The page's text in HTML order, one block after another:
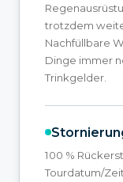
trotzdem
Nachfüllbare
Dinge immer
Trinkgelder.
100 %
Tourdatum/